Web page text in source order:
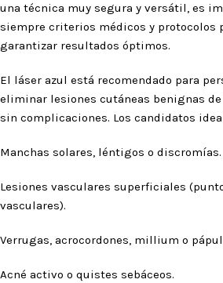
una técnica muy segura y versátil, es
siempre criterios médicos y protocolos
garantizar resultados óptimos.
El láser azul está recomendado para
eliminar lesiones cutáneas benignas
sin complicaciones. Los candidatos
Manchas solares, léntigos o discromías.
Lesiones vasculares superficiales
vasculares).
Verrugas, acrocordones, millium o
Acné activo o quistes sebáceos.